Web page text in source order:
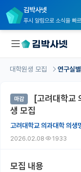
김박사넷
푸시 알림으로 소식을 빠르
대학원생 모집 홈
기관별 모집 정보
연구실별 모집 정보
전공별 모집 정보
대학원생 모집 연구실별
마감
[고려대학교
생 모집
고려대학교 의과대학 의생
2026.02.08 1933
모집 내용